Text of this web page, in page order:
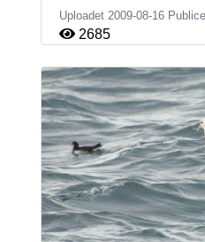
Uploadet 2009-08-16
2685